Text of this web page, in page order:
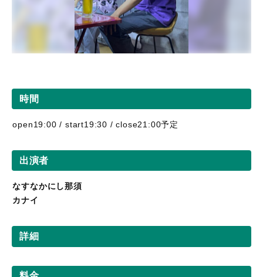
時間
open19:00 / start19:30 / close21:00予定
出演者
なすなかにし那須
カナイ
詳細